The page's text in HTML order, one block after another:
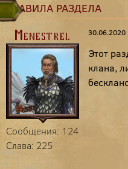
ПРАВИЛА РАЗДЕЛА
Menestrel
Сообщения: 124
Слава: 225
30.06.2020
Этот
клана,